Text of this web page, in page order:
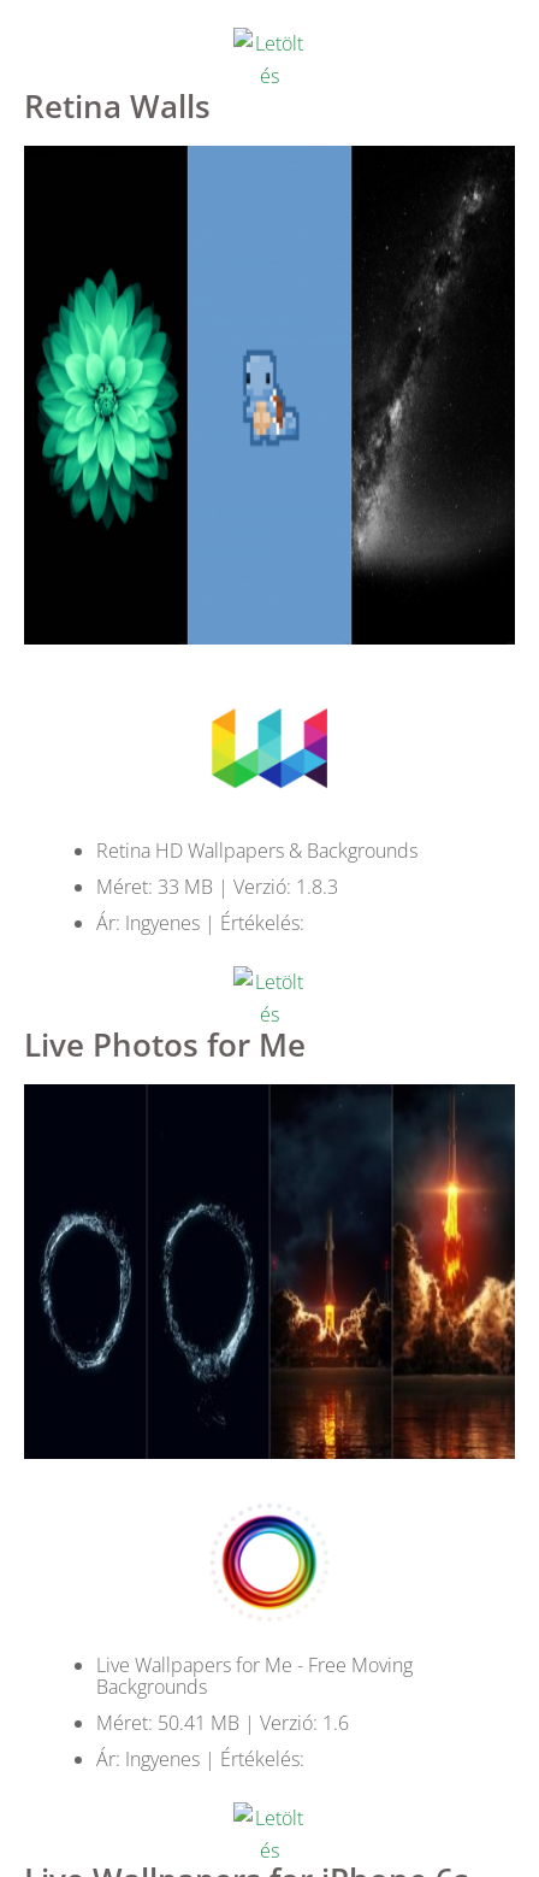
Retina Walls
Retina HD Wallpapers & Backgrounds
Méret: 33 MB | Verzió: 1.8.3
Ár: Ingyenes | Értékelés:
Live Photos for Me
Live Wallpapers for Me - Free Moving
Backgrounds
Méret: 50.41 MB | Verzió: 1.6
Ár: Ingyenes | Értékelés: